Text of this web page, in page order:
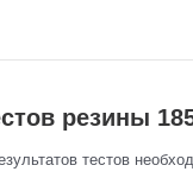
резины
тестов